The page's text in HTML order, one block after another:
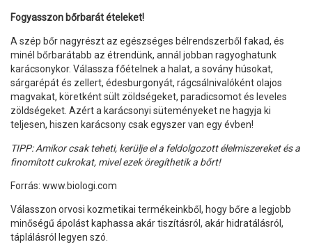
Fogyasszon bőrbarát ételeket!
A szép bőr nagyrészt az egészséges bélrendszerből fakad, és
minél bőrbarátabb az étrendünk, annál jobban ragyoghatunk
karácsonykor. Válassza főételnek a halat, a sovány húsokat,
sárgarépát és zellert, édesburgonyát, rágcsálnivalóként olajos
magvakat, köretként sült zöldségeket, paradicsomot és leveles
zöldségeket. Azért a karácsonyi süteményeket ne hagyja ki
teljesen, hiszen karácsony csak egyszer van egy évben!
TIPP: Amikor csak teheti, kerülje el a feldolgozott élelmiszereket és a
finomított cukrokat, mivel ezek öregíthetik a bőrt!
Forrás: www.biologi.com
Válasszon orvosi kozmetikai termékeinkből, hogy bőre a legjobb
minőségű ápolást kaphassa akár tiszításról, akár hidratálásról,
táplálásról legyen szó.